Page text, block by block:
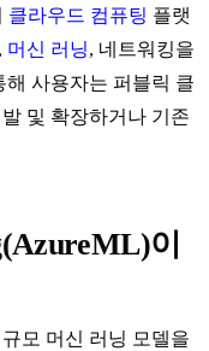
클라우드 컴퓨팅 플랫
머신 러닝, 네트워킹을
사용자는 퍼블릭 클
및 확장하거나 기존
이
규모 머신 러닝 모델을